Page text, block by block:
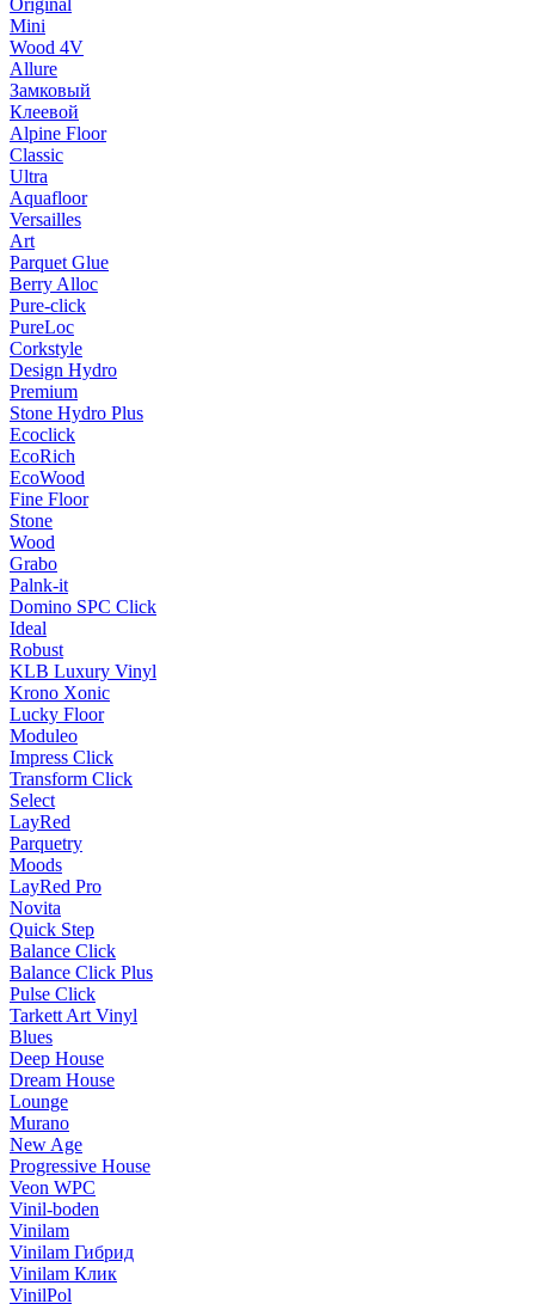
Original
Mini
Wood 4V
Allure
Замковый
Клеевой
Alpine Floor
Classic
Ultra
Aquafloor
Versailles
Art
Parquet Glue
Berry Alloc
Pure-click
PureLoc
Corkstyle
Design Hydro
Premium
Stone Hydro Plus
Ecoclick
EcoRich
EcoWood
Fine Floor
Stone
Wood
Grabo
Palnk-it
Domino SPC Click
Ideal
Robust
KLB Luxury Vinyl
Krono Xonic
Lucky Floor
Moduleo
Impress Click
Transform Click
Select
LayRed
Parquetry
Moods
LayRed Pro
Novita
Quick Step
Balance Click
Balance Click Plus
Pulse Click
Tarkett Art Vinyl
Blues
Deep House
Dream House
Lounge
Murano
New Age
Progressive House
Veon WPC
Vinil-boden
Vinilam
Vinilam Гибрид
Vinilam Клик
VinilPol